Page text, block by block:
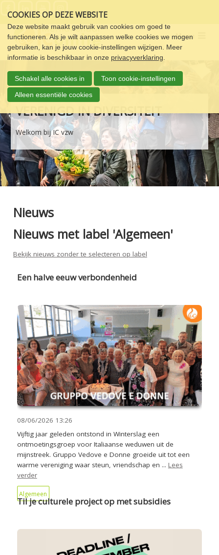
links
over
Spring
naar
de
navigatie
Spring
naar
de
inhoud
COOKIES OP DEZE WEBSITE
Deze website maakt gebruik van cookies om goed te
functioneren. Als je wilt aanpassen welke cookies we mogen
gebruiken, kan je jouw cookie-instellingen wijzigen. Meer
informatie is beschikbaar in onze privacyverklaring
Schakel alle cookies in Toon cookie-instellingen
Alleen essentiële cookies
Menu
VERENIGD IN DIVERSITEIT
Welkom bij IC vzw
Nieuws
Nieuws met label 'Algemeen'
Bekijk nieuws zonder te selecteren op label
Een halve eeuw verbondenheid
08/06/2026 13:26
Vijftig jaar geleden ontstond in Winterslag een
ontmoetingsgroep voor Italiaanse weduwen uit de
mijnstreek. Gruppo Vedove e Donne groeide uit tot een
warme vereniging waar steun, vriendschap en ... Lees
verder
Algemeen
Til je culturele project op met subsidies